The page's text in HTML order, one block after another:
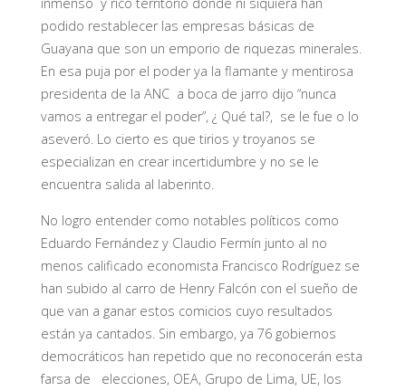
inmenso y rico territorio donde ni siquiera han
podido restablecer las empresas básicas de
Guayana que son un emporio de riquezas minerales.
En esa puja por el poder ya la flamante y mentirosa
presidenta de la ANC a boca de jarro dijo “nunca
vamos a entregar el poder”, ¿ Qué tal?, se le fue o lo
aseveró. Lo cierto es que tirios y troyanos se
especializan en crear incertidumbre y no se le
encuentra salida al laberinto.
No logro entender como notables políticos como
Eduardo Fernández y Claudio Fermín junto al no
menos calificado economista Francisco Rodríguez se
han subido al carro de Henry Falcón con el sueño de
que van a ganar estos comicios cuyo resultados
están ya cantados. Sin embargo, ya 76 gobiernos
democráticos han repetido que no reconocerán esta
farsa de elecciones, OEA, Grupo de Lima, UE, los